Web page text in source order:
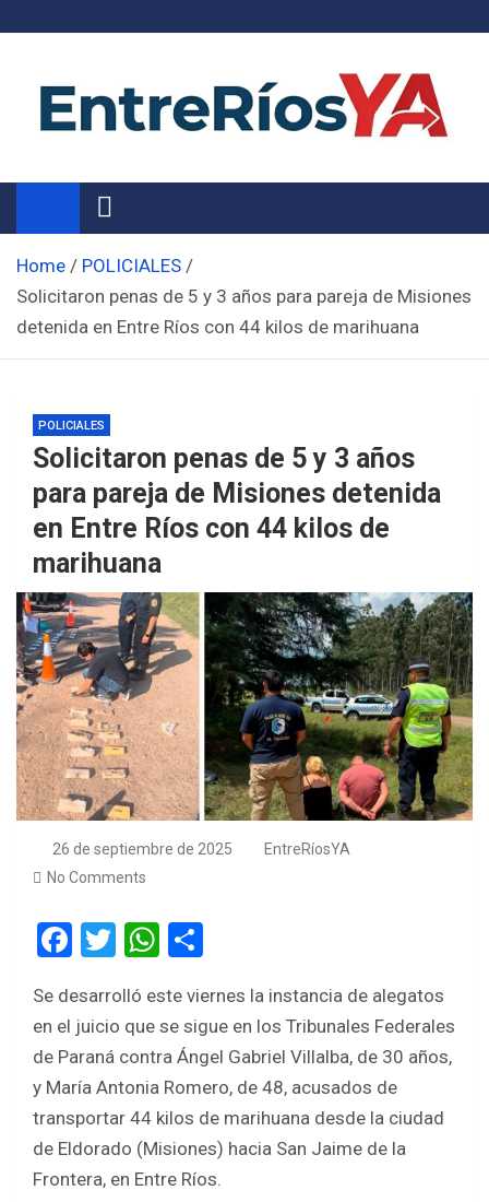
Noticias de Entre Ríos
Información de toda la provincia ahora
Home
POLICIALES
Solicitaron penas de 5 y 3 años para pareja de Misiones
detenida en Entre Ríos con 44 kilos de marihuana
POLICIALES
Solicitaron penas de 5 y 3 años
para pareja de Misiones detenida
en Entre Ríos con 44 kilos de
marihuana
26 de septiembre de 2025
EntreRíosYA
No Comments
F
ce
b
o
o
k
T
tt
er
W
at
s
A
p
p
ar
e
Se desarrolló este viernes la instancia de alegatos
en el juicio que se sigue en los Tribunales Federales
de Paraná contra Ángel Gabriel Villalba, de 30 años,
y María Antonia Romero, de 48, acusados de
transportar 44 kilos de marihuana desde la ciudad
de Eldorado (Misiones) hacia San Jaime de la
Frontera, en Entre Ríos.